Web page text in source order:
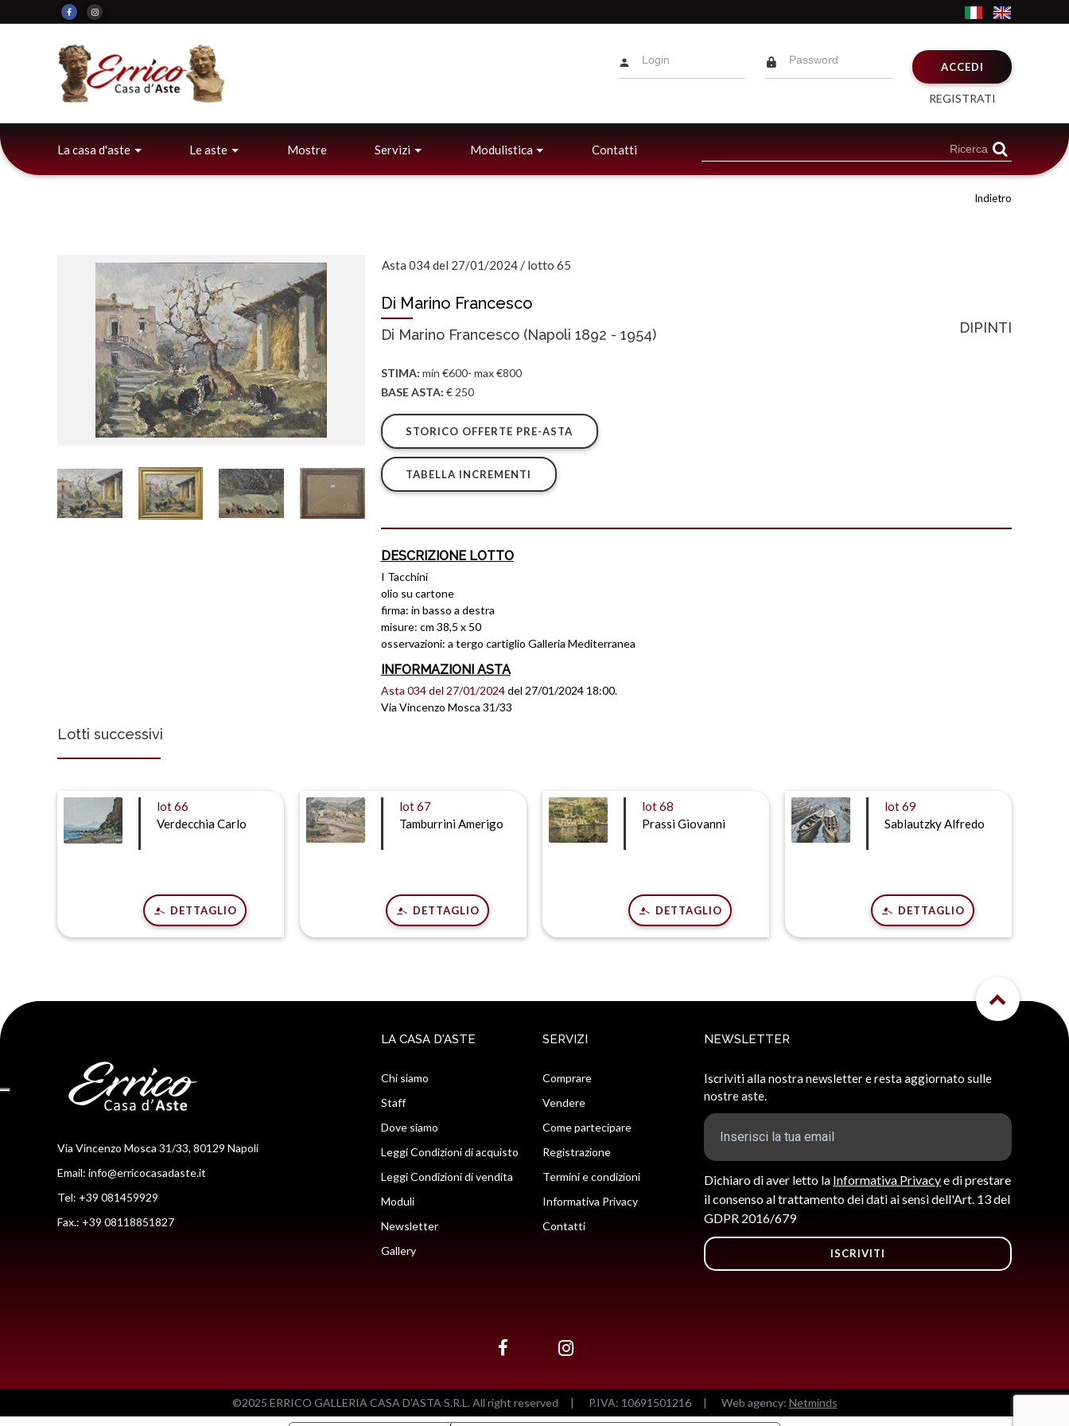
ACCEDI
REGISTRATI
La casa d'aste Le aste Mostre Servizi Modulistica Contatti
Indietro
Asta 034 del 27/01/2024/ lotto 65
Di Marino Francesco
Di Marino Francesco (Napoli 1892 - 1954) DIPINTI
STIMA: min €600- max €800
BASE ASTA: € 250
STORICO OFFERTE PRE-ASTA
TABELLA INCREMENTI
DESCRIZIONE LOTTO
I Tacchini
olio su cartone
firma: in basso a destra
misure: cm 38,5 x 50
osservazioni: a tergo cartiglio Galleria Mediterranea
INFORMAZIONI ASTA
Asta 034 del 27/01/2024del 27/01/2024 18:00.
Via Vincenzo Mosca 31/33
Lotti successivi
lot66
Verdecchia Carlo
DETTAGLIO
lot67
Tamburrini Amerigo
DETTAGLIO
lot68
Prassi Giovanni
DETTAGLIO
lot69
Sablautzky Alfredo
DETTAGLIO
Via Vincenzo Mosca 31/33, 80129 Napoli
Email: info@erricocasadaste.it
Tel: +39 081459929
Fax.: +39 08118851827
LA CASA D'ASTE
Chi siamo
Staff
Dove siamo
Leggi Condizioni di acquisto
Leggi Condizioni di vendita
Moduli
Newsletter
Gallery
SERVIZI
Comprare
Vendere
Come partecipare
Registrazione
Termini e condizioni
Informativa Privacy
Contatti
NEWSLETTER
Iscriviti alla nostra newsletter e resta aggiornato sulle
nostre aste.
Dichiaro di aver letto la Informativa Privacye di prestare
il consenso al trattamento dei dati ai sensi dell'Art. 13 del
GDPR 2016/679
ISCRIVITI
©2025 ERRICO GALLERIA CASA D'ASTA S.R.L. All right reserved | P.IVA: 10691501216 | Web agency: Netminds